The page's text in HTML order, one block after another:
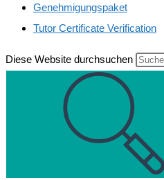
Genehmigungspaket
Tutor Certificate Verification
Diese Website durchsuchen